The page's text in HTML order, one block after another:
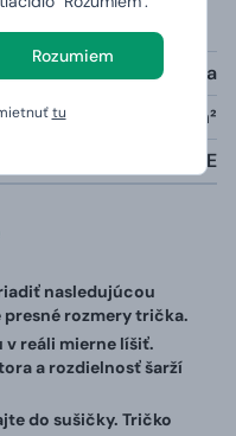
Rozumiem
tu
85% bavlna, 15% viskóza
190g/m²
viď nižšie V TEXTE
nasledujúcou
rozmery trička.
v reáli mierne líšiť.
a rozdielnosť šarží
do sušičky. Tričko